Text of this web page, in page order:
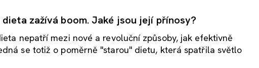
zažívá boom. Jaké jsou její přínosy?
nepatří mezi nové a revoluční způsoby, jak efektivně
se totiž o poměrně "starou" dietu, která spatřila světlo